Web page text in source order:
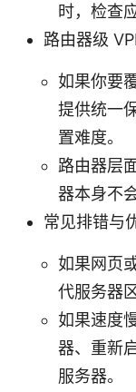
时，检查
路由器级
如果你要
提供统一
置难度。
路由器层
器本身不
常见排错与
如果网页
代服务器
如果速度
器、重新
服务器。